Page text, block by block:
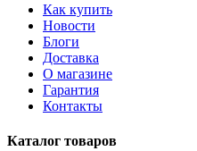
Как купить
Новости
Блоги
Доставка
О магазине
Гарантия
Контакты
Каталог товаров